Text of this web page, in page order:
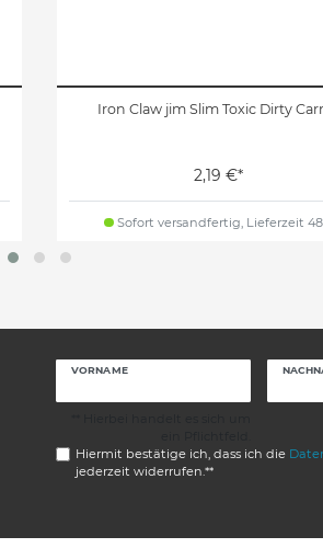
Iron Claw jim Slim Toxic Dirty
2,19 €*
Sofort versandfertig, Lieferzeit
VORNAME
Hiermit bestätige ich, dass ich die
jederzeit widerrufen.**